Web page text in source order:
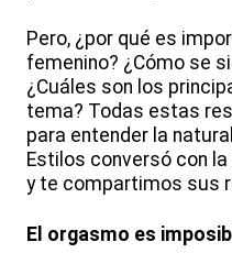
Pero, ¿por qué es
femenino? ¿Cómo se
¿Cuáles son los
tema? Todas estas
para entender la
Estilos conversó con
y te compartimos sus
El orgasmo es